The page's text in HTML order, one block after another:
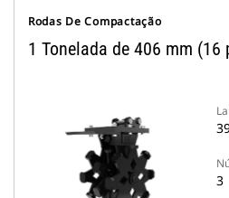
Rodas De Compactação
1 Tonelada de 406 mm (16
3